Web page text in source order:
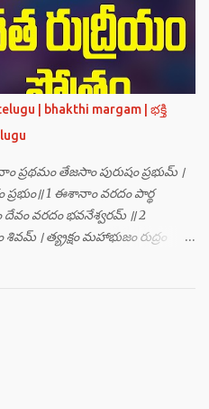
రక్షతు ॥ 4 ॥ ఓం
హుం ఫట్ స్వాహా । ఓం
పరమంత్ర-సర్వోపద్రవనాశనార్థం
ఉగ్రతేజోరూపిణే
వశీకరణార్థం
రుద్రరూపిణే ఉత్తరదిగ్భాగే సర్వ...
| bhakthi margam | భక్తి
తేజసాం పురుషం ప్రభుమ్ ।
ప్రభుం॥ 1 ఈశానాం వరదం పార్థ
దేవం వరదం భవనేశ్వరమ్ ॥ 2
। త్య్రక్షం మహాభుజం రుద్రం